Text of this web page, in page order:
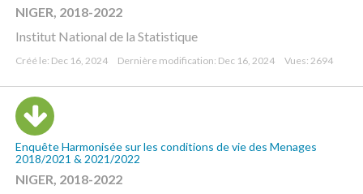
NIGER, 2018-2022
Institut National de la Statistique
Créé le: Dec 16, 2024 Dernière modification: Dec 16, 2024 Vues: 2694
Enquête Harmonisée sur les conditions de vie des Menages
2018/2021 & 2021/2022
NIGER, 2018-2022